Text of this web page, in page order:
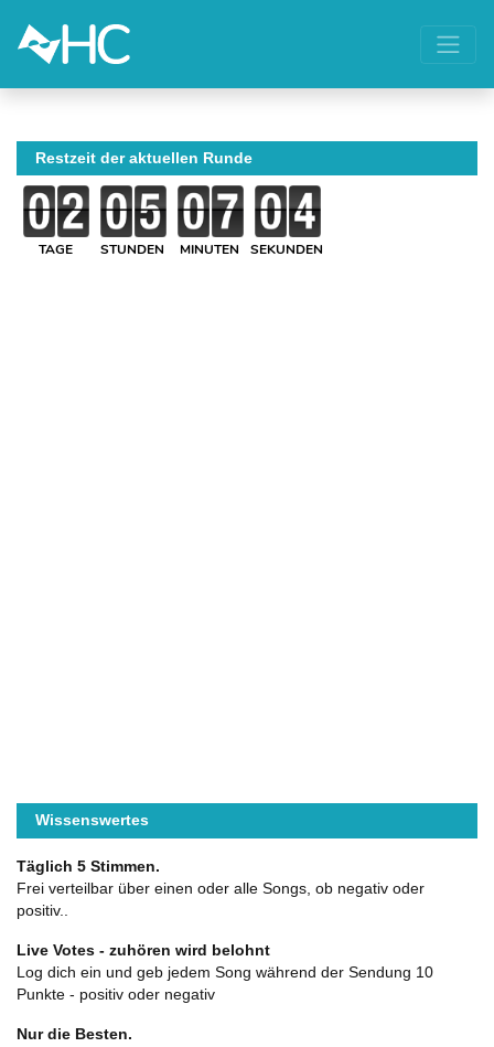
Restzeit der aktuellen Runde
TAGE STUNDEN MINUTEN SEKUNDEN
Wissenswertes
Täglich 5 Stimmen.
Frei verteilbar über einen oder alle Songs, ob negativ oder
positiv..
Live Votes - zuhören wird belohnt
Log dich ein und geb jedem Song während der Sendung 10
Punkte - positiv oder negativ
Nur die Besten.